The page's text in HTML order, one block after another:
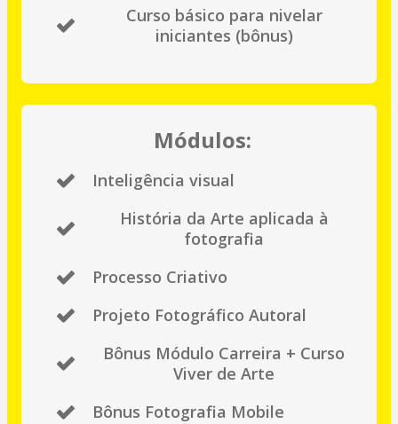
Curso básico para nivelar
iniciantes (bônus)
Módulos:
Inteligência visual
História da Arte aplicada à
fotografia
Processo Criativo
Projeto Fotográfico Autoral
Bônus Módulo Carreira + Curso
Viver de Arte
Bônus Fotografia Mobile